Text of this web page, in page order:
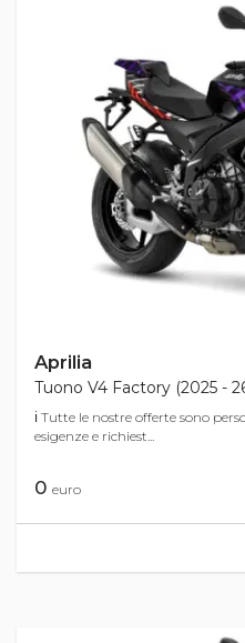
Aprilia
Tuono V4 Factory (2025 -
ℹ Tutte le nostre offerte sono
esigenze e richiest...
0 euro